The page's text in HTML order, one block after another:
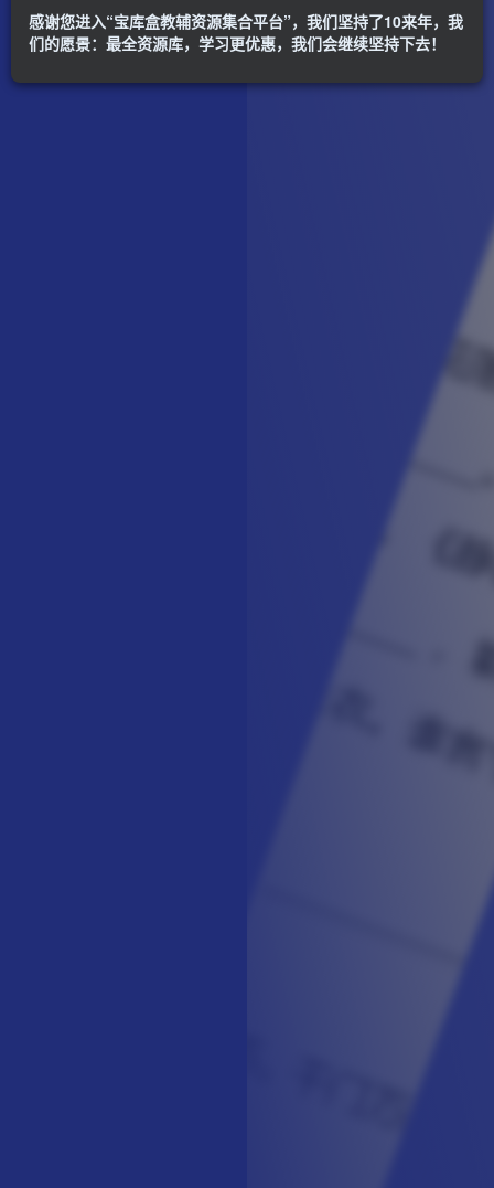
感谢您进入“宝库盒教辅资源集合平台”，我们坚持了10来年，我
们的愿景：最全资源库，学习更优惠，我们会继续坚持下去！